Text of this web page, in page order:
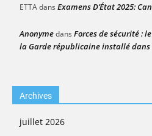
ETTAdans Examens D’État 2025:
Anonymedans Forces de sécurité :
la Garde républicaine installé dans
Archives
juillet 2026